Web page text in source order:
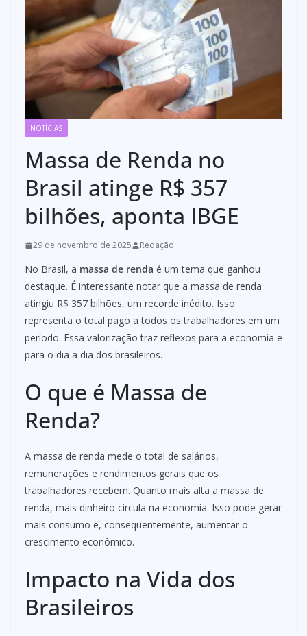
NOTÍCIAS
Massa de Renda no
Brasil atinge R$ 357
bilhões, aponta IBGE
29 de novembro de 2025 Redação
No Brasil, a massa de renda é um tema que ganhou
destaque. É interessante notar que a massa de renda
atingiu R$ 357 bilhões, um recorde inédito. Isso
representa o total pago a todos os trabalhadores em um
período. Essa valorização traz reflexos para a economia e
para o dia a dia dos brasileiros.
O que é Massa de
Renda?
A massa de renda mede o total de salários,
remunerações e rendimentos gerais que os
trabalhadores recebem. Quanto mais alta a massa de
renda, mais dinheiro circula na economia. Isso pode gerar
mais consumo e, consequentemente, aumentar o
crescimento econômico.
Impacto na Vida dos
Brasileiros